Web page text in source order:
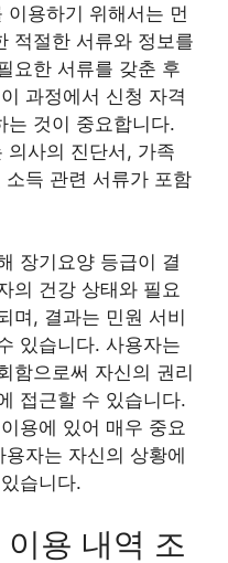
이용하기 위해서는 먼
적절한 서류와 정보를
요한 서류를 갖춘 후
과정에서 신청 자격
는 것이 중요합니다.
의사의 진단서, 가족
득 관련 서류가 포함
장기요양 등급이 결
의 건강 상태와 필요
며, 결과는 민원 서비
있습니다. 사용자는
함으로써 자신의 권리
접근할 수 있습니다.
용에 있어 매우 중요
자는 자신의 상황에
습니다.
용 내역 조